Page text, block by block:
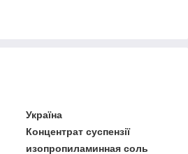
Україна
Концентрат суспензії
изопропиламинная соль